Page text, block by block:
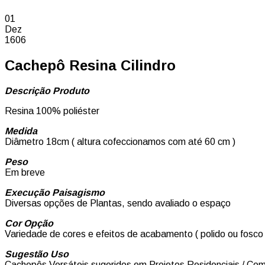
01
Dez
1606
Cachepô Resina Cilindro
Descrição Produto
Resina 100% poliéster
Medida
Diâmetro 18cm ( altura cofeccionamos com até 60 cm )
Peso
Em breve
Execução Paisagismo
Diversas opções de Plantas, sendo avaliado o espaço
Cor Opção
Variedade de cores e efeitos de acabamento ( polido ou fosco
Sugestão Uso